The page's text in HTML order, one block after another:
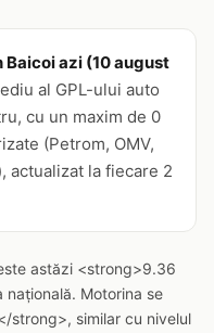
Baicoi azi (10 august
al GPL-ului auto
cu un maxim de 0
(Petrom, OMV,
actualizat la fiecare 2
astăzi <strong>9.36
Motorina se
strong>, similar cu nivelul